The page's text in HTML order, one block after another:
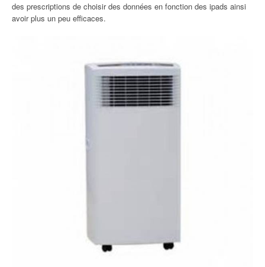
des prescriptions de choisir des données en fonction des ipads ainsi
avoir plus un peu efficaces.